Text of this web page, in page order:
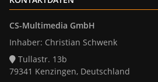
CS-Multimedia GmbH
Inhaber: Christian Schwenk
Tullastr. 13b
79341 Kenzingen, Deutschland